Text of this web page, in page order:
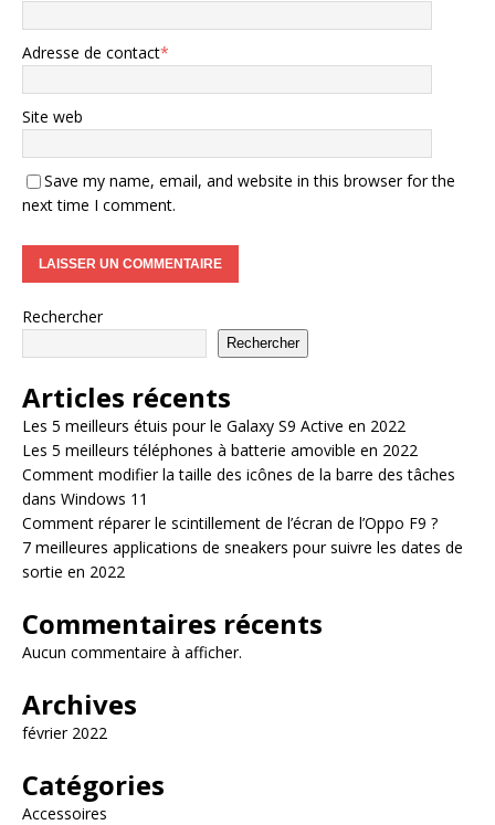
Adresse de contact*
Site web
Save my name, email, and website in this browser for the
next time I comment.
Rechercher
Rechercher
Articles récents
Les 5 meilleurs étuis pour le Galaxy S9 Active en 2022
Les 5 meilleurs téléphones à batterie amovible en 2022
Comment modifier la taille des icônes de la barre des tâches
dans Windows 11
Comment réparer le scintillement de l’écran de l’Oppo F9 ?
7 meilleures applications de sneakers pour suivre les dates de
sortie en 2022
Commentaires récents
Aucun commentaire à afficher.
Archives
février 2022
Catégories
Accessoires